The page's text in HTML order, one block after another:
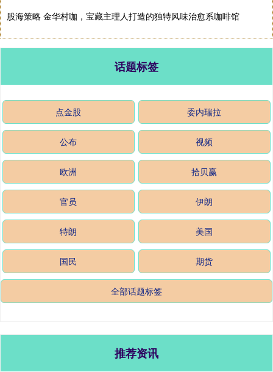
股海策略 金华村咖，宝藏主理人打造的独特风味治愈系咖啡馆
话题标签
点金股 委内瑞拉
公布 视频
欧洲 拾贝赢
官员 伊朗
特朗 美国
国民 期货
全部话题标签
推荐资讯